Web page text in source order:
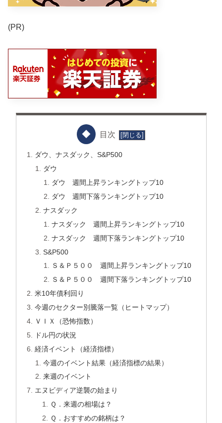
(PR)
目次
ダウ、ナスダック、S&P500
ダウ
ダウ 週間上昇ランキングトップ10
ダウ 週間下落ランキングトップ10
ナスダック
ナスダック 週間上昇ランキングトップ10
ナスダック 週間下落ランキングトップ10
S&P500
Ｓ＆Ｐ５００ 週間上昇ランキングトップ10
Ｓ＆Ｐ５００ 週間下落ランキングトップ10
米10年債利回り
今週のセクター別騰落一覧（ヒートマップ）
ＶＩＸ（恐怖指数）
ドル円の状況
経済イベント（経済指標）
今週のイベント結果（経済指標の結果）
来週のイベント
エヌビディア逆襲の始まり
Ｑ．来週の相場は？
Ｑ．おすすめの銘柄は？